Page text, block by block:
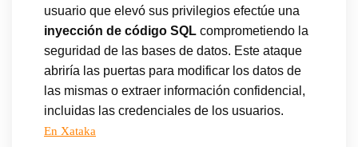
usuario que elevó sus privilegios efectúe una
inyección de código SQL comprometiendo la
seguridad de las bases de datos. Este ataque
abriría las puertas para modificar los datos de
las mismas o extraer información confidencial,
incluidas las credenciales de los usuarios.
En Xataka